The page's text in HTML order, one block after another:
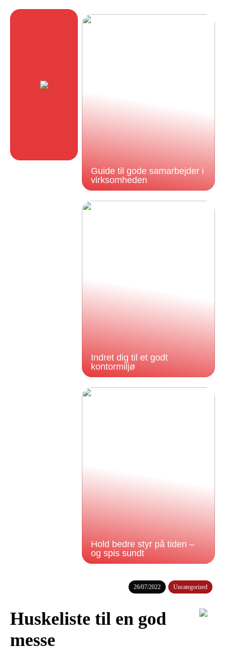
Guide til gode samarbejder i
virksomheden
Indret dig til et godt
kontormiljø
Hold bedre styr på tiden –
og spis sundt
26/07/2022 Uncategorized
Huskeliste til en god
messe